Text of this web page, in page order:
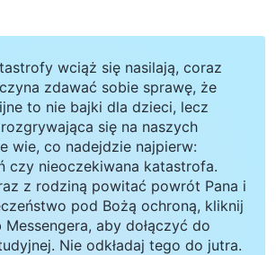
wciąż się nasilają, coraz
zdawać sobie sprawę, że
to nie bajki dla dzieci, lecz
się na naszych
wie, co nadejdzie najpierw:
czy nieoczekiwana katastrofa.
z rodziną powitać powrót Pana i
pod Bożą ochroną, kliknij
aby dołączyć do
Nie odkładaj tego do jutra.